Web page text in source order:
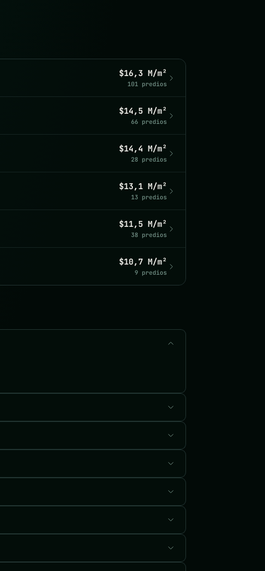
$16,3 M/m²
101 predios
$14,5 M/m²
66 predios
$14,4 M/m²
28 predios
$13,1 M/m²
13 predios
$11,5 M/m²
38 predios
$10,7 M/m²
9 predios